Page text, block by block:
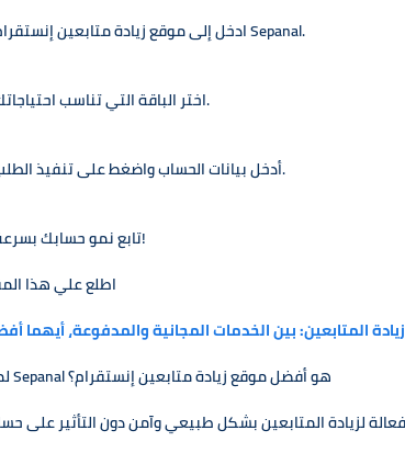
1. ادخل إلى موقع زيادة متابعين إنستقرام Sepanal.
2. اختر الباقة التي تناسب احتياجاتك.
3. أدخل بيانات الحساب واضغط على تنفيذ الطلب.
4. تابع نمو حسابك بسرعة!
زيادة المتابعين: بين الخدمات المجانية والمدفوعة، أيهما
لماذا Sepanal هو أفضل موقع زيادة متابعين إنستقرام؟